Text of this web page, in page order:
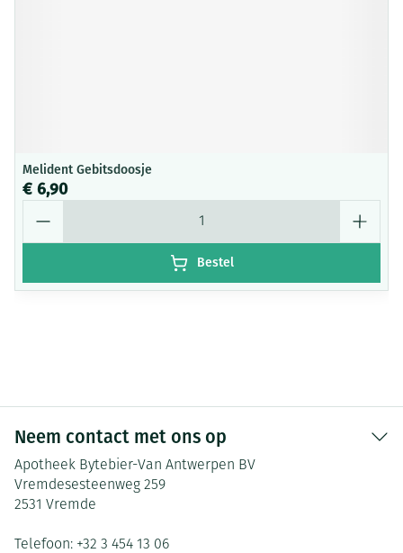
Melident Gebitsdoosje
€ 6,90
Bestel
Neem contact met ons op
Apotheek Bytebier-Van Antwerpen BV
Vremdesesteenweg 259
2531 Vremde
Telefoon: +32 3 454 13 06